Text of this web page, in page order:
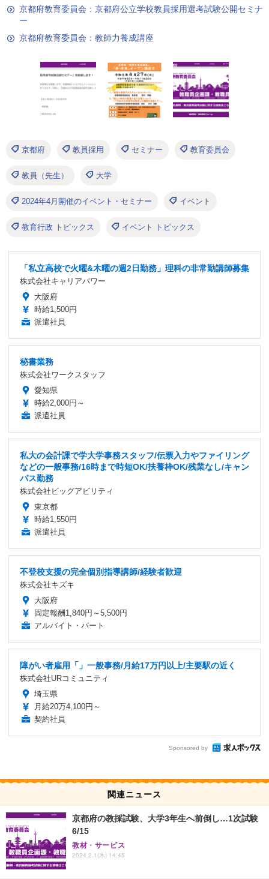
京都府教育委員会：京都府公立学校教員採用選考試験公開セミナ
ー
京都府教育委員会：教師力養成講座
京都府 教員採用 セミナー 教育委員会
教員（先生） 大学
2024年4月開催のイベント・セミナー イベント
教育行政 トピックス イベント トピックス
「私立高校で火曜&木曜の週2日勤務」理科の非常勤講師募集
株式会社キャリアパワー
大阪府
時給1,500円
派遣社員
秘書業務
株式会社ワークスタッフ
愛知県
時給2,000円～
派遣社員
私大の会計課で学大学事務スタッフ/伝票入力やファイリング
などの一般事務/16時まで時短OK/扶養枠OK/残業なし/キャン
パス勤務
株式会社ビッグアビリティ
東京都
時給1,550円
派遣社員
不登校支援の完全個別指導講師/経験者歓迎
株式会社キズキ
大阪府
固定報酬1,840円～5,500円
アルバイト・パート
障がい者雇用「」一般事務/月給17万円以上/主要駅の近く
株式会社URコミュニティ
埼玉県
月給20万4,100円～
契約社員
Sponsored by
関連ニュース
京都府の教採試験、大学3年生へ前倒し…1次試験
6/15
教材・サービス
2024.2.1(木) 14:45